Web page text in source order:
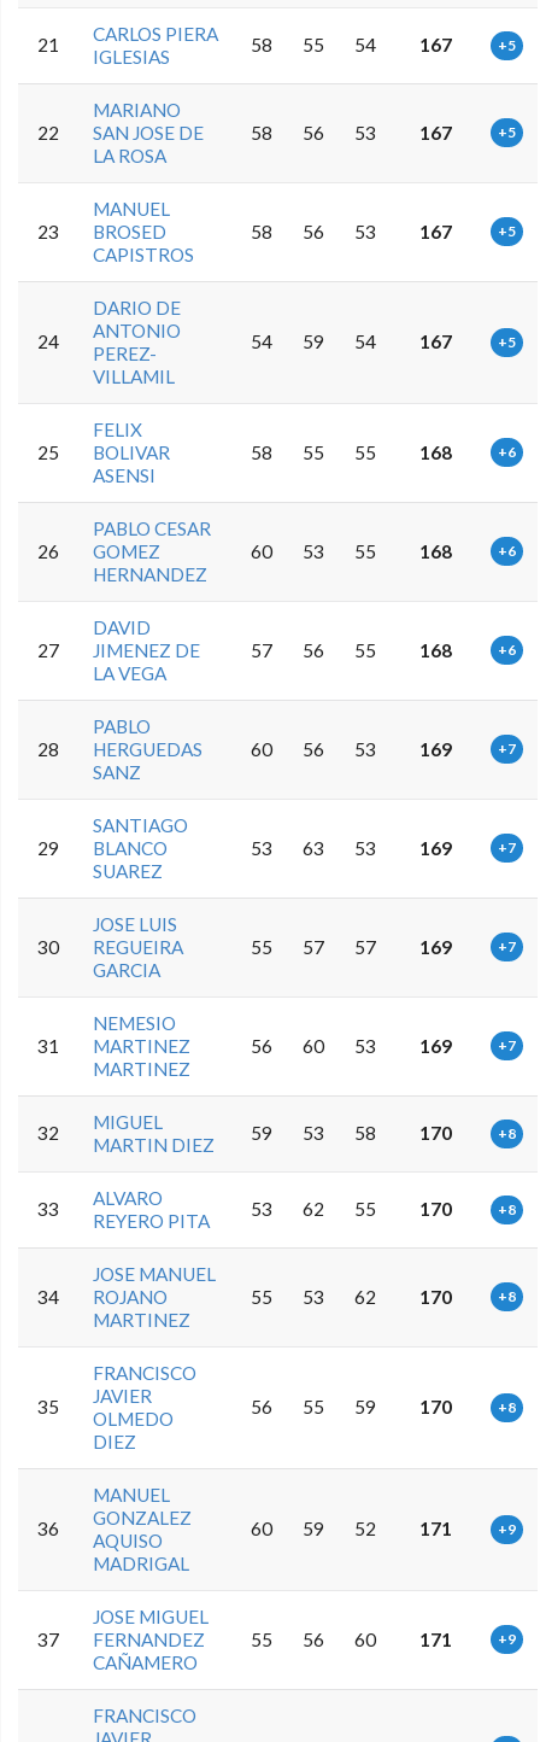
21
CARLOS PIERA
IGLESIAS
58 55 54 167 +5
22
MARIANO
SAN JOSE DE
LA ROSA
58 56 53 167 +5
23
MANUEL
BROSED
CAPISTROS
58 56 53 167 +5
24
DARIO DE
ANTONIO
PEREZ-
VILLAMIL
54 59 54 167 +5
25
FELIX
BOLIVAR
ASENSI
58 55 55 168 +6
26
PABLO CESAR
GOMEZ
HERNANDEZ
60 53 55 168 +6
27
DAVID
JIMENEZ DE
LA VEGA
57 56 55 168 +6
28
PABLO
HERGUEDAS
SANZ
60 56 53 169 +7
29
SANTIAGO
BLANCO
SUAREZ
53 63 53 169 +7
30
JOSE LUIS
REGUEIRA
GARCIA
55 57 57 169 +7
31
NEMESIO
MARTINEZ
MARTINEZ
56 60 53 169 +7
32
MIGUEL
MARTIN DIEZ
59 53 58 170 +8
33
ALVARO
REYERO PITA
53 62 55 170 +8
34
JOSE MANUEL
ROJANO
MARTINEZ
55 53 62 170 +8
35
FRANCISCO
JAVIER
OLMEDO
DIEZ
56 55 59 170 +8
36
MANUEL
GONZALEZ
AQUISO
MADRIGAL
60 59 52 171 +9
37
JOSE MIGUEL
FERNANDEZ
CAÑAMERO
55 56 60 171 +9
FRANCISCO